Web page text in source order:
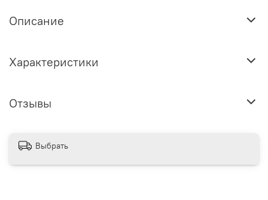
Описание
Характеристики
Отзывы
Выбрать